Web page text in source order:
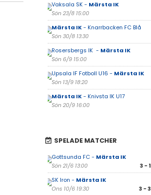
Vaksala SK - Märsta IK
Sön 23/8 15:00
Märsta IK- Knarrbacken FC Blå
Sön 30/8 13:30
Rosersbergs IK - Märsta IK
Sön 6/9 15:00
Upsala IF Fotboll U16 - Märsta IK
Sön 13/9 18:20
Märsta IK- Knivsta IK U17
Sön 20/9 16:00
SPELADE MATCHER
Gottsunda FC - Märsta IK
Sön 21/6 13:00
3 - 1
SK Iron - Märsta IK
Ons 10/6 19:30
3 - 3